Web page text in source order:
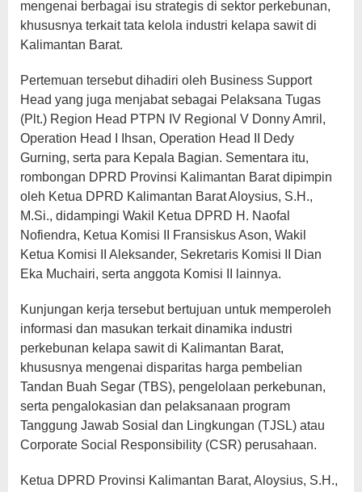
mengenai berbagai isu strategis di sektor perkebunan,
khususnya terkait tata kelola industri kelapa sawit di
Kalimantan Barat.
Pertemuan tersebut dihadiri oleh Business Support
Head yang juga menjabat sebagai Pelaksana Tugas
(Plt.) Region Head PTPN IV Regional V Donny Amril,
Operation Head I Ihsan, Operation Head II Dedy
Gurning, serta para Kepala Bagian. Sementara itu,
rombongan DPRD Provinsi Kalimantan Barat dipimpin
oleh Ketua DPRD Kalimantan Barat Aloysius, S.H.,
M.Si., didampingi Wakil Ketua DPRD H. Naofal
Nofiendra, Ketua Komisi II Fransiskus Ason, Wakil
Ketua Komisi II Aleksander, Sekretaris Komisi II Dian
Eka Muchairi, serta anggota Komisi II lainnya.
Kunjungan kerja tersebut bertujuan untuk memperoleh
informasi dan masukan terkait dinamika industri
perkebunan kelapa sawit di Kalimantan Barat,
khususnya mengenai disparitas harga pembelian
Tandan Buah Segar (TBS), pengelolaan perkebunan,
serta pengalokasian dan pelaksanaan program
Tanggung Jawab Sosial dan Lingkungan (TJSL) atau
Corporate Social Responsibility (CSR) perusahaan.
Ketua DPRD Provinsi Kalimantan Barat, Aloysius, S.H.,